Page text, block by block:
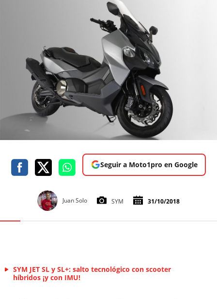
Seguir a Moto1pro en Google
Juan Solo SYM 31/10/2018
SYM JET SL y SL+: salto tecnológico con scooter
híbridos ¡y con IMU!